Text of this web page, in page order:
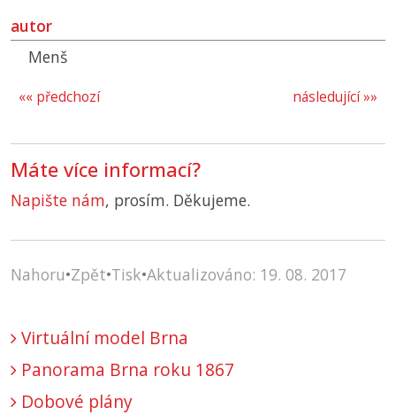
autor
Menš
následující »»
«« předchozí
Máte více informací?
Napište nám, prosím. Děkujeme.
Nahoru•Zpět•Tisk•Aktualizováno: 19. 08. 2017
Virtuální model Brna
Panorama Brna roku 1867
Dobové plány